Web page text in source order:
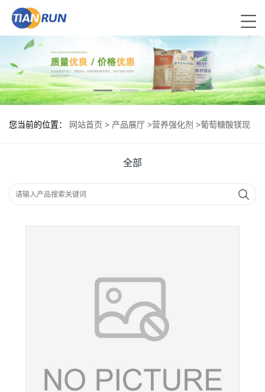
您当前的位置： 网站首页 > 产品展厅 >营养强化剂 >葡萄糖酸镁现
全部